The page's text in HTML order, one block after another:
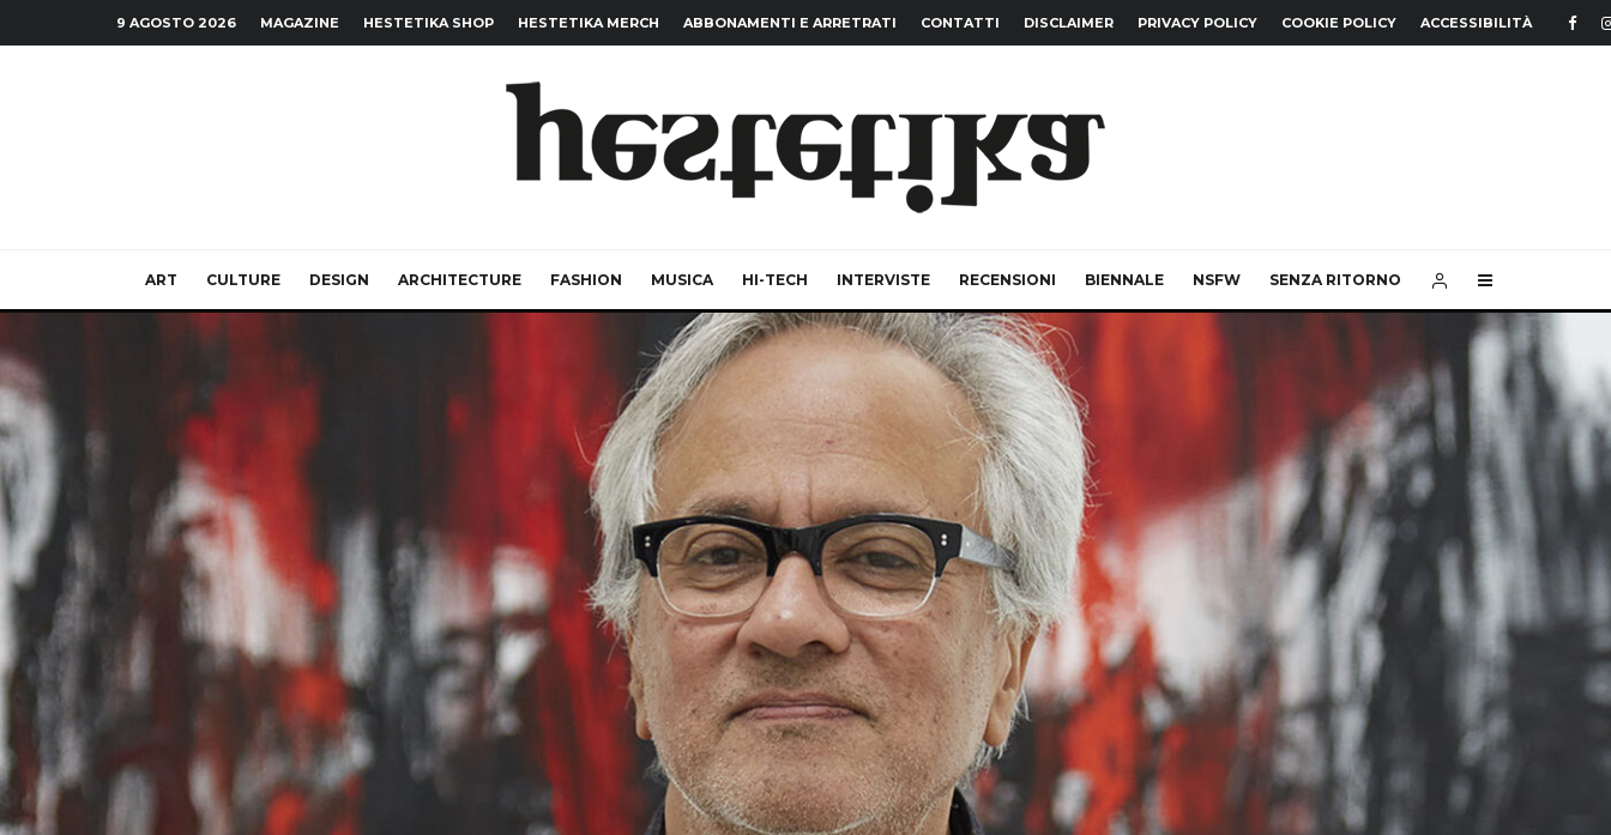
9 AGOSTO 2026 MAGAZINE HESTETIKA SHOP HESTETIKA MERCH ABBONAMENTI E ARRETRATI CONTATTI DISCLAIMER PRIVACY POLICY COOKIE POLICY ACCESSIBILITÀ
ART CULTURE DESIGN ARCHITECTURE FASHION MUSICA HI-TECH INTERVISTE RECENSIONI BIENNALE NSFW SENZA RITORNO